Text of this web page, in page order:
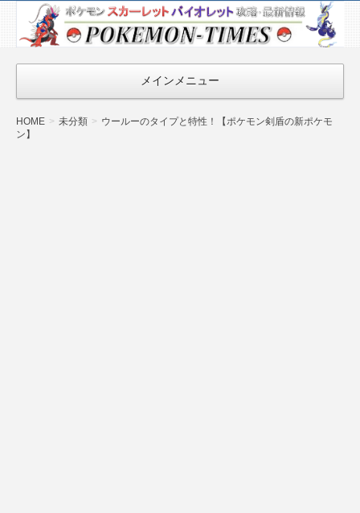
ポケモン最新
情報まとめ
『POKEMON-
TIMES』
メインメニュー
HOME 未分類
ウールーのタイプと特性！【ポケモン剣盾の新ポケモ
ン】